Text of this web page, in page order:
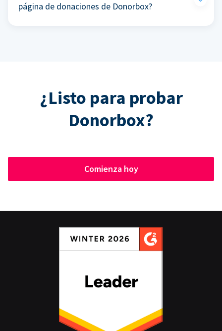
página de donaciones de Donorbox?
¿Listo para probar
Donorbox?
Comienza hoy